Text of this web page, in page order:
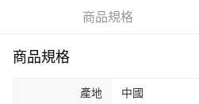
商品規格
商品規格
產地 中國